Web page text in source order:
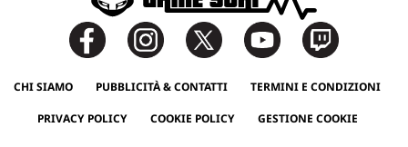
CHI SIAMO PUBBLICITÀ & CONTATTI TERMINI E CONDIZIONI
PRIVACY POLICY COOKIE POLICY GESTIONE COOKIE